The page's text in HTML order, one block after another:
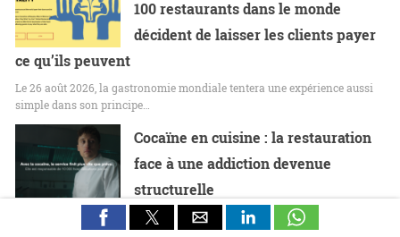
100 restaurants dans le monde
décident de laisser les clients payer
ce qu’ils peuvent
Le 26 août 2026, la gastronomie mondiale tentera une expérience aussi
simple dans son principe…
Cocaïne en cuisine : la restauration
face à une addiction devenue
structurelle
La cocaïne n’est plus cantonnée aux nuits parisiennes, aux tables
festives ou à quelques établissements…